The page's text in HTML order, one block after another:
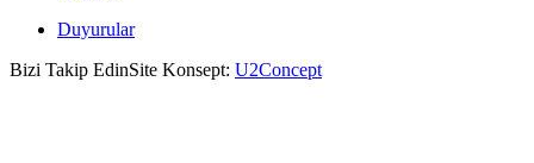
Duyurular
Bizi Takip EdinSite Konsept: U2Concept